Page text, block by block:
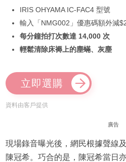
IRIS OHYAMA IC-FAC4 型號
輸入「NMG002」優惠碼額外減
每分鐘拍打次數達 14,000 次
輕鬆清除床褥上的塵蟎、灰塵
立即選購
資料由客戶提供
廣告
現場錄音曝光後，網民根據聲線
陳冠希。巧合的是，陳冠希當日